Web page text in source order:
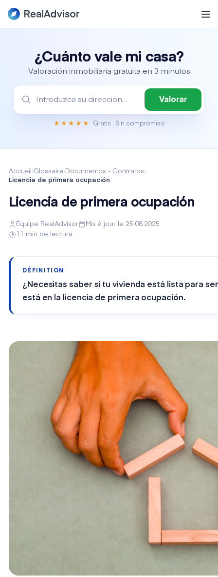
¿Cuánto vale mi casa?
Valoración inmobiliaria gratuita en 3 minutos
Valorar
★★★★★ Gratis · Sin compromiso
Accueil ›Glossaire› Documentos - Contratos›
Licencia de primera ocupación
Licencia de primera ocupación
Équipe RealAdvisor
Mis à jour le 25.08.2025
11 min de lectura
DÉFINITION
¿Necesitas saber si tu vivienda está lista para
está en la licencia de primera ocupación.